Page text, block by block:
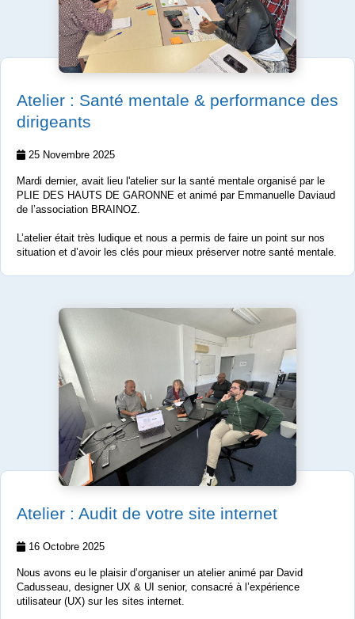
Atelier : Santé mentale & performance des
dirigeants
25 Novembre 2025
Mardi dernier, avait lieu l'atelier sur la santé mentale organisé par le
PLIE DES HAUTS DE GARONNE et animé par Emmanuelle Daviaud
de l’association BRAINOZ.
L’atelier était très ludique et nous a permis de faire un point sur nos
situation et d’avoir les clés pour mieux préserver notre santé mentale.
Atelier : Audit de votre site internet
16 Octobre 2025
Nous avons eu le plaisir d’organiser un atelier animé par David
Cadusseau, designer UX & UI senior, consacré à l’expérience
utilisateur (UX) sur les sites internet.